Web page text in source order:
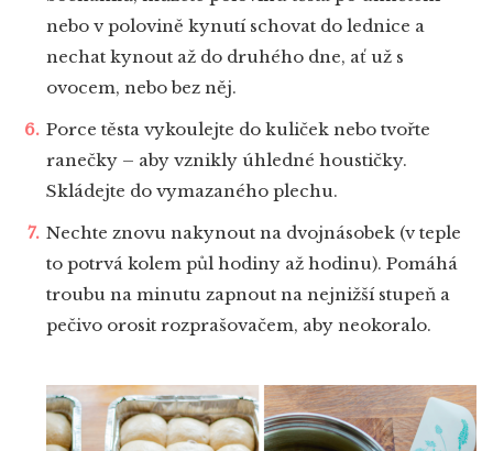
nebo v polovině kynutí schovat do lednice a
nechat kynout až do druhého dne, ať už s
ovocem, nebo bez něj.
Porce těsta vykoulejte do kuliček nebo tvořte
ranečky – aby vznikly úhledné houstičky.
Skládejte do vymazaného plechu.
Nechte znovu nakynout na dvojnásobek (v teple
to potrvá kolem půl hodiny až hodinu). Pomáhá
troubu na minutu zapnout na nejnižší stupeň a
pečivo orosit rozprašovačem, aby neokoralo.